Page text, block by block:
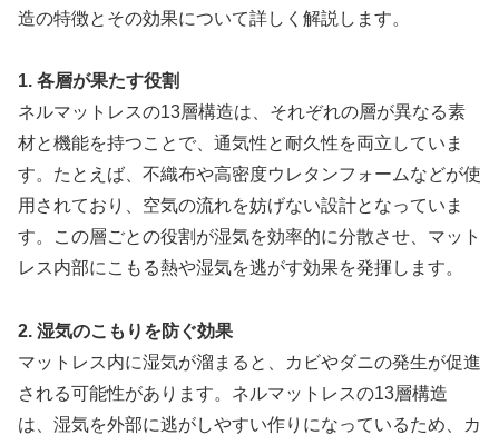
造の特徴とその効果について詳しく解説します。
1. 各層が果たす役割
ネルマットレスの13層構造は、それぞれの層が異なる素
材と機能を持つことで、通気性と耐久性を両立していま
す。たとえば、不織布や高密度ウレタンフォームなどが使
用されており、空気の流れを妨げない設計となっていま
す。この層ごとの役割が湿気を効率的に分散させ、マット
レス内部にこもる熱や湿気を逃がす効果を発揮します。
2. 湿気のこもりを防ぐ効果
マットレス内に湿気が溜まると、カビやダニの発生が促進
される可能性があります。ネルマットレスの13層構造
は、湿気を外部に逃がしやすい作りになっているため、カ